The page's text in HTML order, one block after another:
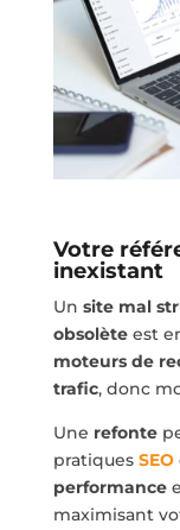
Votre
inexistant
Un site mal
obsolèteest
moteurs de
trafic, donc
Une refonte
pratiques SEO
performance
maximisant